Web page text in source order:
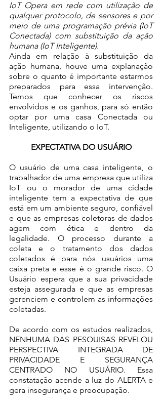
IoT Opera em rede com utilização de
qualquer protocolo, de sensores e por
meio de uma programação prévia (IoT
Conectada) com substituição da ação
humana (IoT Inteligente).
Ainda em relação à substituição da
ação humana, houve uma explanação
sobre o quanto é importante estarmos
preparados para essa intervenção.
Temos que conhecer os riscos
envolvidos e os ganhos, para só então
optar por uma casa Conectada ou
Inteligente, utilizando o IoT.
EXPECTATIVA DO USUÁRIO
O usuário de uma casa inteligente, o
trabalhador de uma empresa que utiliza
IoT ou o morador de uma cidade
inteligente tem a expectativa de que
está em um ambiente seguro, confiável
e que as empresas coletoras de dados
agem com ética e dentro da
legalidade. O processo durante a
coleta e o tratamento dos dados
coletados é para nós usuários uma
caixa preta e esse é o grande risco. O
Usuário espera que a sua privacidade
esteja assegurada e que as empresas
gerenciem e controlem as informações
coletadas.
De acordo com os estudos realizados,
NENHUMA DAS PESQUISAS REVELOU
PERSPECTIVA INTEGRADA DE
PRIVACIDADE E SEGURANÇA
CENTRADO NO USUÁRIO. Essa
constatação acende a luz do ALERTA e
gera insegurança e preocupação.